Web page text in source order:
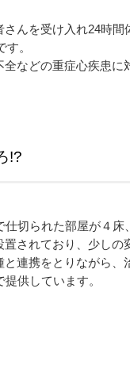
んを受け入れ24時間
。
などの重症心疾患
!?
切られた部屋が４
されており、少しの
連携をとりながら
供しています。